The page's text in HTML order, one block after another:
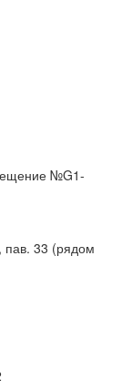
№G1-
пав. 33 (рядом